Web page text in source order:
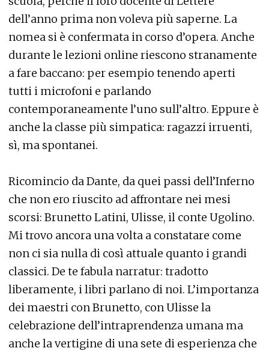
dell’anno prima non voleva più saperne. La
nomea si è confermata in corso d’opera. Anche
durante le lezioni online riescono stranamente
a fare baccano: per esempio tenendo aperti
tutti i microfoni e parlando
contemporaneamente l’uno sull’altro. Eppure è
anche la classe più simpatica: ragazzi irruenti,
sì, ma spontanei.
Ricomincio da Dante, da quei passi dell’Inferno
che non ero riuscito ad affrontare nei mesi
scorsi: Brunetto Latini, Ulisse, il conte Ugolino.
Mi trovo ancora una volta a constatare come
non ci sia nulla di così attuale quanto i grandi
classici. De te fabula narratur: tradotto
liberamente, i libri parlano di noi. L’importanza
dei maestri con Brunetto, con Ulisse la
celebrazione dell’intraprendenza umana ma
anche la vertigine di una sete di esperienza che